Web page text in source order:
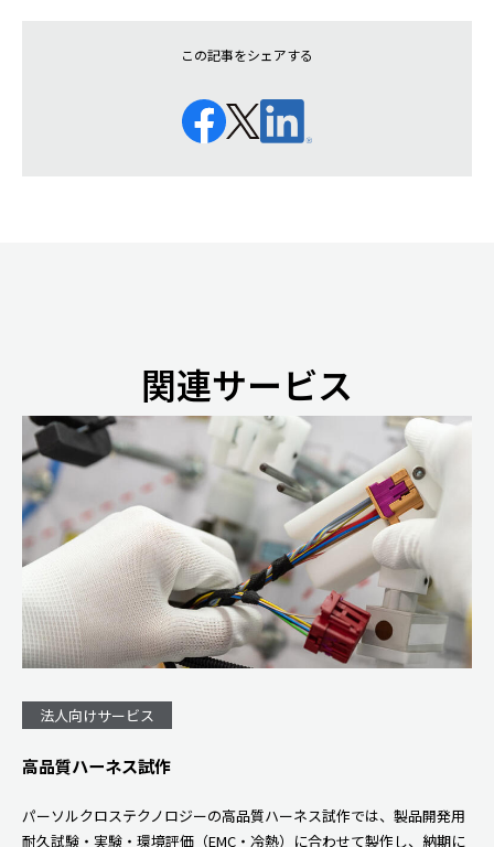
この記事をシェアする
関連サービス
法人向けサービス
高品質ハーネス試作
パーソルクロステクノロジーの高品質ハーネス試作では、製品開発用
耐久試験・実験・環境評価（EMC・冷熱）に合わせて製作し、納期に